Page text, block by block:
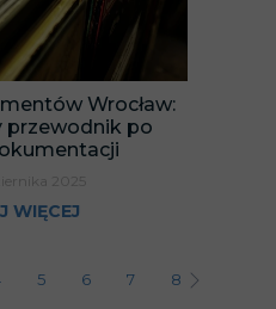
Wrocław:
po
2025
WIĘCEJ
5 6 7 8